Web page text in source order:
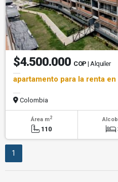
$4.500.000 COP | Alquiler
apartamento para la renta
Colombia
Área m2
110
1